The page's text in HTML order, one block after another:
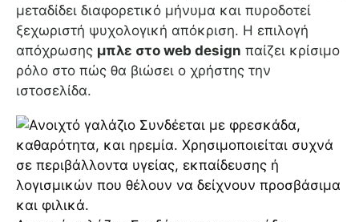
μεταδίδει διαφορετικό μήνυμα και πυροδοτεί
ξεχωριστή ψυχολογική απόκριση. Η επιλογή
απόχρωσης μπλε στο web design παίζει κρίσιμο
ρόλο στο πώς θα βιώσει ο χρήστης την
ιστοσελίδα.